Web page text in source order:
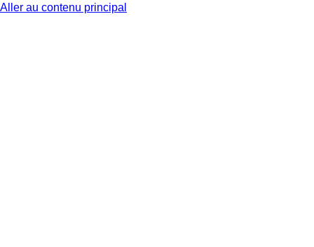
Aller au contenu principal